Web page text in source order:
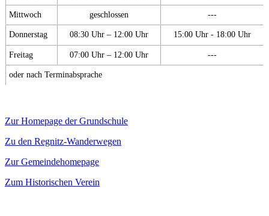
Mittwoch geschlossen ---
Donnerstag 08:30 Uhr – 12:00 Uhr 15:00 Uhr - 18:00 Uhr
Freitag 07:00 Uhr – 12:00 Uhr ---
oder nach Terminabsprache
Zur Homepage der Grundschule
Zu den Regnitz-Wanderwegen
Zur Gemeindehomepage
Zum Historischen Verein